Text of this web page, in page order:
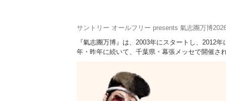
サントリー オールフリー presents 氣志團万博
『氣志團万博』は、2003年にスタートし、2012
年・昨年に続いて、千葉県・幕張メッセで開催さ